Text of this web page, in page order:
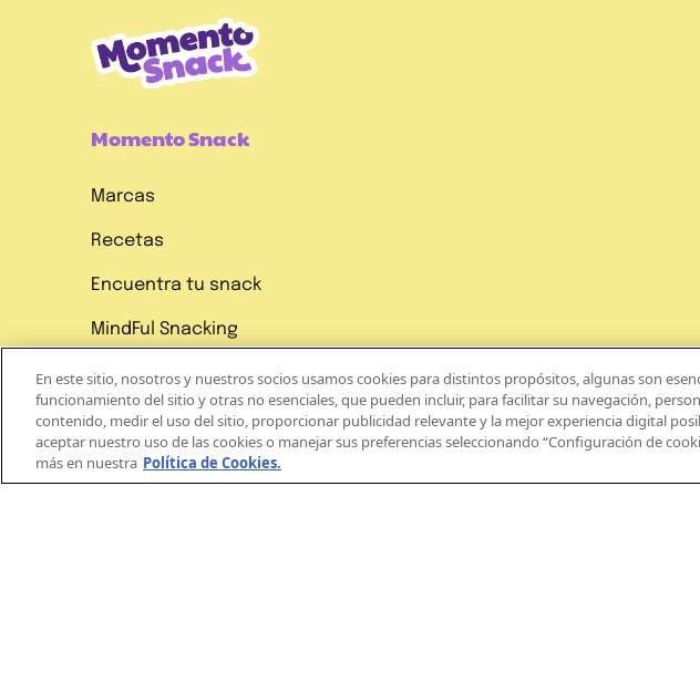
Momento Snack
Marcas
Recetas
Encuentra tu snack
MindFul Snacking
En este sitio, nosotros y nuestros socios usamos cookies para distintos propósitos, algunas son
funcionamiento del sitio y otras no esenciales, que pueden incluir, para facilitar su navegación,
contenido, medir el uso del sitio, proporcionar publicidad relevante y la mejor experiencia digital
aceptar nuestro uso de las cookies o manejar sus preferencias seleccionando “Configuración de
más en nuestra Política de Cookies.
¡REGÍSTRATE
NUESTRO
NEWSLETTER
Y
ACCEDE
A
CONTENIDO